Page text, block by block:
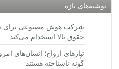
نوشته‌های تازه
شرکت هوش مصنوعی برای
حقوق بالا استخدام می‌کند
تبارهای ارواح؛ انسان‌های
گونه ناشناخته هستند